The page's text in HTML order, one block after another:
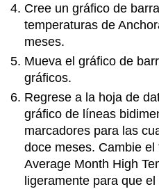
Cree un gráfico de
temperaturas de
meses.
Mueva el gráfico de
gráficos.
Regrese a la hoja de
gráfico de líneas
marcadores para las
doce meses. Cambie
Average Month High
ligeramente para que